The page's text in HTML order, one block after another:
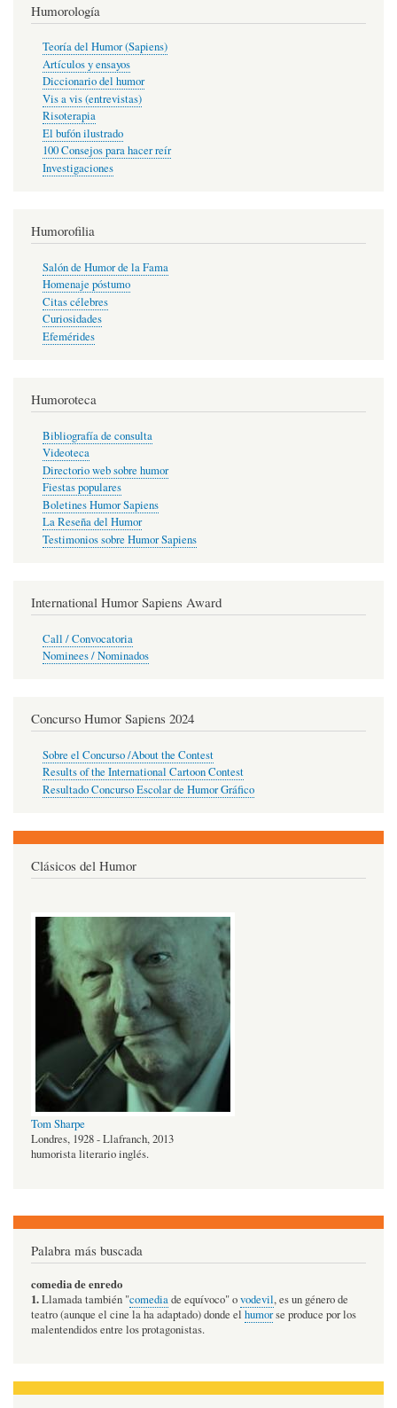
Humorología
Teoría del Humor (Sapiens)
Artículos y ensayos
Diccionario del humor
Vis a vis (entrevistas)
Risoterapia
El bufón ilustrado
100 Consejos para hacer reír
Investigaciones
Humorofilia
Salón de Humor de la Fama
Homenaje póstumo
Citas célebres
Curiosidades
Efemérides
Humoroteca
Bibliografía de consulta
Videoteca
Directorio web sobre humor
Fiestas populares
Boletines Humor Sapiens
La Reseña del Humor
Testimonios sobre Humor Sapiens
International Humor Sapiens Award
Call / Convocatoria
Nominees / Nominados
Concurso Humor Sapiens 2024
Sobre el Concurso /About the Contest
Results of the International Cartoon Contest
Resultado Concurso Escolar de Humor Gráfico
Clásicos del Humor
Tom Sharpe
Londres, 1928 - Llafranch, 2013
humorista literario inglés.
Palabra más buscada
comedia de enredo
1.Llamada también "comediade equívoco" ovodevil, es un género de
teatro (aunque el cine la ha adaptado) donde el humorse produce por los
malentendidos entre los protagonistas.